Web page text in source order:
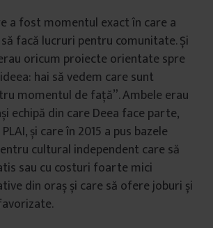
a fost momentul exact în care a
facă lucruri pentru comunitate. Și
oricum proiecte orientate spre
hai să vedem care sunt
momentul de față”. Ambele erau
echipă din care Deea face parte,
și care în 2015 a pus bazele
cultural independent care să
sau cu costuri foarte mici
din oraș și care să ofere joburi și